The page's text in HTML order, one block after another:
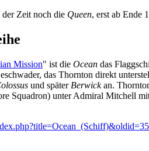
Zeit noch die Queen, erst ab Ende
Mission" ist die Ocean das
das Thornton direkt
und später Berwickan.
Squadron) unter Admiral Mitchell